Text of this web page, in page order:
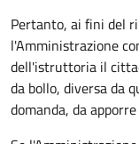
Pertanto, ai fini del
l'Amministrazione
dell'istruttoria il
da bollo, diversa da
domanda, da